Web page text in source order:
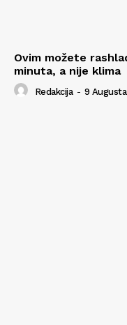
Ovim možete
minuta, a nije klima
Redakcija - 9